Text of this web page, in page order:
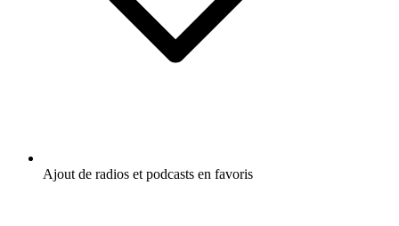
Ajout de radios et podcasts en favoris